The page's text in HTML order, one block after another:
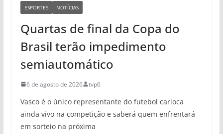
ESPORTES NOTÍCIAS
Quartas de final da Copa do
Brasil terão impedimento
semiautomático
6 de agosto de 2026 tvp6
Vasco é o único representante do futebol carioca
ainda vivo na competição e saberá quem enfrentará
em sorteio na próxima